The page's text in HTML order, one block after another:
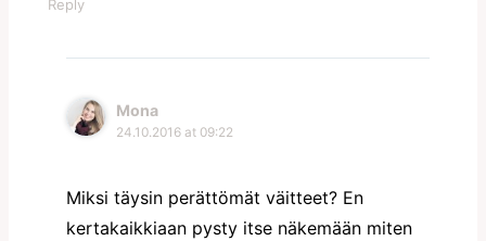
Reply
Mona
24.10.2016 at 09:22
Miksi täysin perättömät väitteet? En
kertakaikkiaan pysty itse näkemään miten